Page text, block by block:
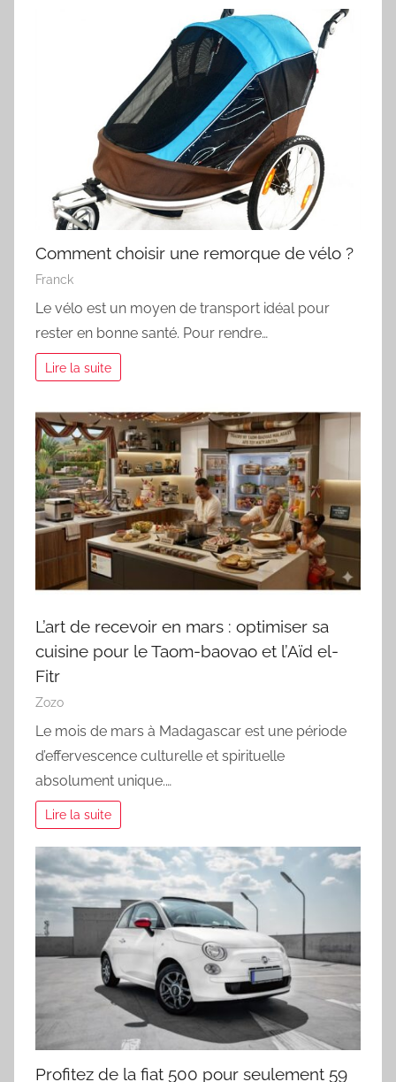
Comment choisir une remorque de vélo ?
Franck
Le vélo est un moyen de transport idéal pour
rester en bonne santé. Pour rendre…
Lire la suite
L’art de recevoir en mars : optimiser sa
cuisine pour le Taom-baovao et l’Aïd el-
Fitr
Zozo
Le mois de mars à Madagascar est une période
d’effervescence culturelle et spirituelle
absolument unique.…
Lire la suite
Profitez de la fiat 500 pour seulement 59